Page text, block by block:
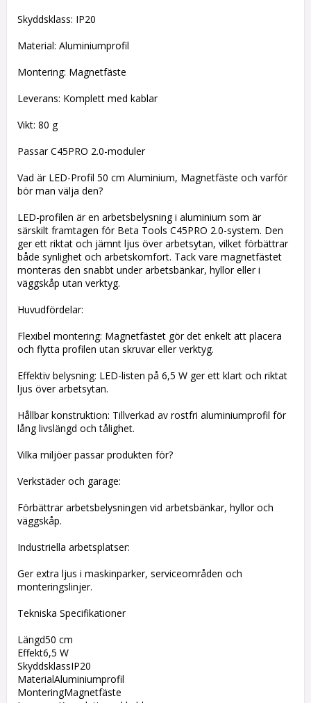
Skyddsklass: IP20
Material: Aluminiumprofil
Montering: Magnetfäste
Leverans: Komplett med kablar
Vikt: 80 g
Passar C45PRO 2.0-moduler
Vad är LED-Profil 50 cm Aluminium, Magnetfäste och varför
bör man välja den?
LED-profilen är en arbetsbelysning i aluminium som är
särskilt framtagen för Beta Tools C45PRO 2.0-system. Den
ger ett riktat och jämnt ljus över arbetsytan, vilket förbättrar
både synlighet och arbetskomfort. Tack vare magnetfästet
monteras den snabbt under arbetsbänkar, hyllor eller i
väggskåp utan verktyg.
Huvudfördelar:
Flexibel montering: Magnetfästet gör det enkelt att placera
och flytta profilen utan skruvar eller verktyg.
Effektiv belysning: LED-listen på 6,5 W ger ett klart och riktat
ljus över arbetsytan.
Hållbar konstruktion: Tillverkad av rostfri aluminiumprofil för
lång livslängd och tålighet.
Vilka miljöer passar produkten för?
Verkstäder och garage:
Förbättrar arbetsbelysningen vid arbetsbänkar, hyllor och
väggskåp.
Industriella arbetsplatser:
Ger extra ljus i maskinparker, serviceområden och
monteringslinjer.
Tekniska Specifikationer
Längd50 cm
Effekt6,5 W
SkyddsklassIP20
MaterialAluminiumprofil
MonteringMagnetfäste